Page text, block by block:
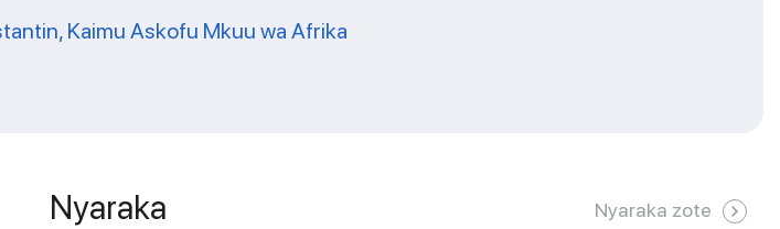
Kaimu Askofu Mkuu wa Afrika
Nyaraka Nyaraka zote